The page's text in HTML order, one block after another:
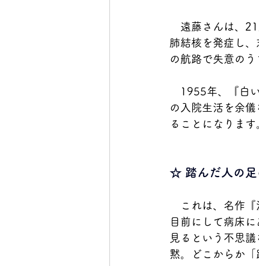
遠藤さんは、21
肺結核を発症し
の航路で失意のう
1955年、『白い
の入院生活を余
ることになります
☆ 踏んだ人の足
これは、名作『
目前にして病床
見るという不思
黙。どこからか